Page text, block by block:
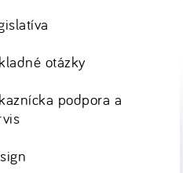
otázky
podpora a